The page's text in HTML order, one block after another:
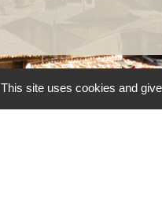
This site uses cookies and